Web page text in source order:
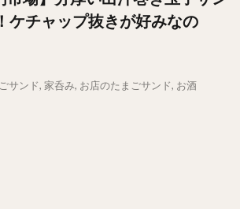
ケチャップ抜きが好みなの
サンド, 家呑み, お店のたまごサンド, お酒